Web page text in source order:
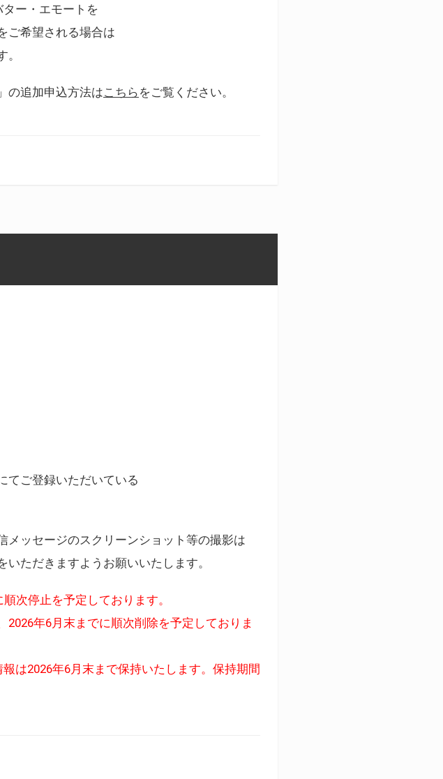
ー・エモートを
ご希望される場合は
の追加申込方法はこちら をご覧ください。
てご登録いただいている
ッセージのスクリーンショット等の撮影は
ただきますようお願いいたします。
次停止を予定しております。
年6月末までに順次削除を予定しておりま
は2026年6月末まで保持いたします。保持期間